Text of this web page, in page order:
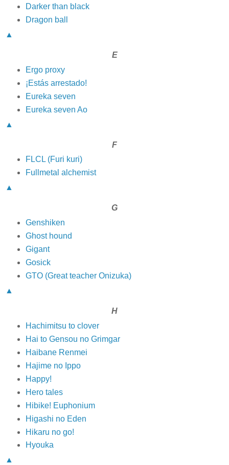
Darker than black
Dragon ball
▲
E
Ergo proxy
¡Estás arrestado!
Eureka seven
Eureka seven Ao
▲
F
FLCL (Furi kuri)
Fullmetal alchemist
▲
G
Genshiken
Ghost hound
Gigant
Gosick
GTO (Great teacher Onizuka)
▲
H
Hachimitsu to clover
Hai to Gensou no Grimgar
Haibane Renmei
Hajime no Ippo
Happy!
Hero tales
Hibike! Euphonium
Higashi no Eden
Hikaru no go!
Hyouka
▲